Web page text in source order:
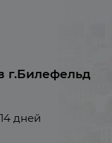
г.Билефельд
дней